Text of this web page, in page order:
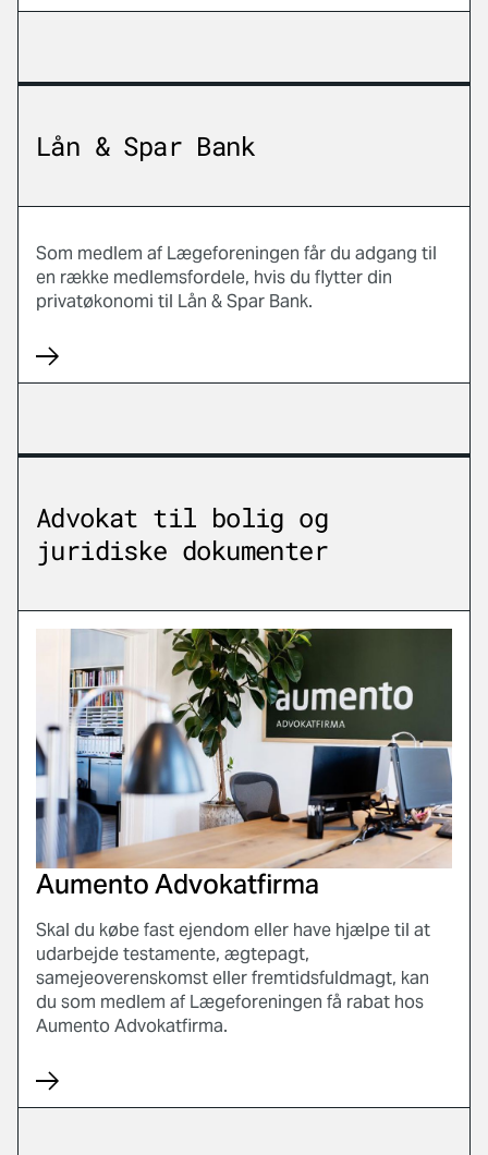
Lån & Spar Bank
Som medlem af Lægeforeningen får du adgang til
en række medlemsfordele, hvis du flytter din
privatøkonomi til Lån & Spar Bank.
Advokat til bolig og
juridiske dokumenter
Aumento Advokatfirma
Skal du købe fast ejendom eller have hjælpe til at
udarbejde testamente, ægtepagt,
samejeoverenskomst eller fremtidsfuldmagt, kan
du som medlem af Lægeforeningen få rabat hos
Aumento Advokatfirma.